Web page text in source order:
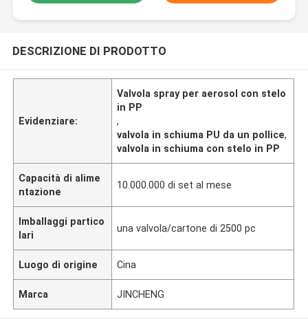
DESCRIZIONE DI PRODOTTO
Evidenziare:
Valvola spray per aerosol con stelo
in PP
,
valvola in schiuma PU da un pollice,
valvola in schiuma con stelo in PP
Capacità di alime
ntazione
10.000.000 di set al mese
Imballaggi partico
lari
una valvola/cartone di 2500 pc
Luogo di origine Cina
Marca JINCHENG